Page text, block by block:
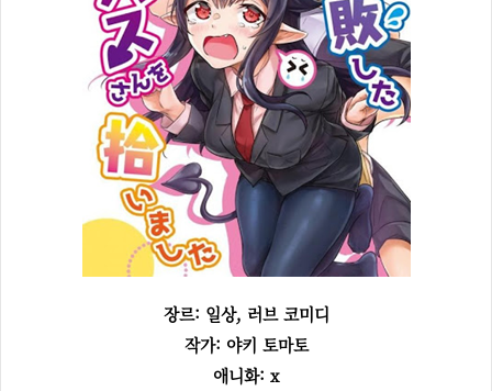
장르: 일상, 러브 코미디
작가: 야키 토마토
애니화: x